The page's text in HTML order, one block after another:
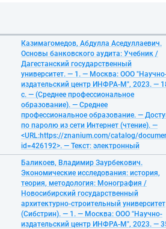
Казимагомедов, Абдулла Аседуллаевич.
Основы банковского аудита: Учебник /
Дагестанский государственный
университет. — 1. — Москва: ООО
издательский центр ИНФРА-М", 2023. —
с. — (Среднее профессиональное
образование). — Среднее
профессиональное образование. —
по паролю из сети Интернет (чтение). —
<URL:https://znanium.com/catalog/
id=426192>. — Текст: электронный
Баликоев, Владимир Заурбекович.
Экономические исследования: история,
теория, методология: Монография /
Новосибирский государственный
архитектурно-строительный университет
(Сибстрин). — 1. — Москва: ООО "Научно-
издательский центр ИНФРА-М", 2023. —